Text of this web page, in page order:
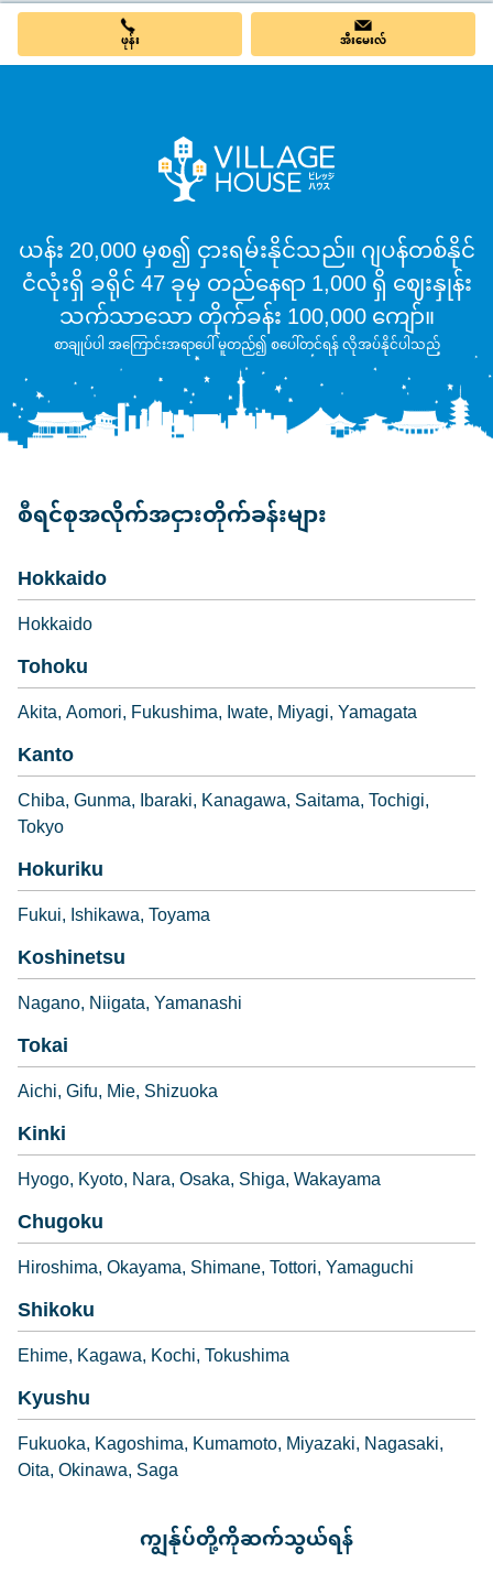
ဖုန်း အီးမေးလ်
ယန်း 20,000 မှစ၍ ငှားရမ်းနိုင်သည်။ ဂျပန်တစ်နိုင်
ငံလုံးရှိ ခရိုင် 47 ခုမှ တည်နေရာ 1,000 ရှိ ဈေးနှုန်း
သက်သာသော တိုက်ခန်း 100,000 ကျော်။
စာချုပ်ပါ အကြောင်းအရာပေါ် မူတည်၍ စပေါ်တင်ရန် လိုအပ်နိုင်ပါသည်
စီရင်စုအလိုက်အငှားတိုက်ခန်းများ
Hokkaido
Hokkaido
Tohoku
Akita Aomori Fukushima Iwate Miyagi Yamagata
Kanto
Chiba Gunma Ibaraki Kanagawa Saitama Tochigi
Tokyo
Hokuriku
Fukui Ishikawa Toyama
Koshinetsu
Nagano Niigata Yamanashi
Tokai
Aichi Gifu Mie Shizuoka
Kinki
Hyogo Kyoto Nara Osaka Shiga Wakayama
Chugoku
Hiroshima Okayama Shimane Tottori Yamaguchi
Shikoku
Ehime Kagawa Kochi Tokushima
Kyushu
Fukuoka Kagoshima Kumamoto Miyazaki Nagasaki
Oita Okinawa Saga
ကျွန်ုပ်တို့ကိုဆက်သွယ်ရန်